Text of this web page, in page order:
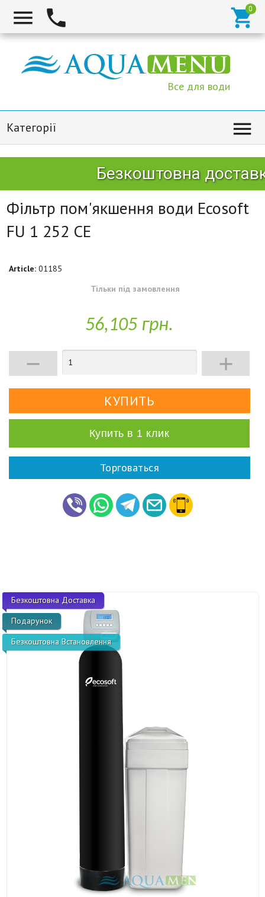
  
Все для води
Категорії 
Безкоштовна
Фільтр пом'якшення води Ecosoft
FU 1 252 CE
Article: 01185
Тільки під замовлення
56,105 грн.
 
Купить в 1 клик
Торговаться
Безкоштовна Доставка
Подарунок
Безкоштовна Встановлення